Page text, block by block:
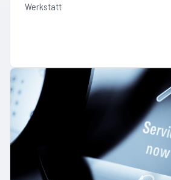
Werkstatt